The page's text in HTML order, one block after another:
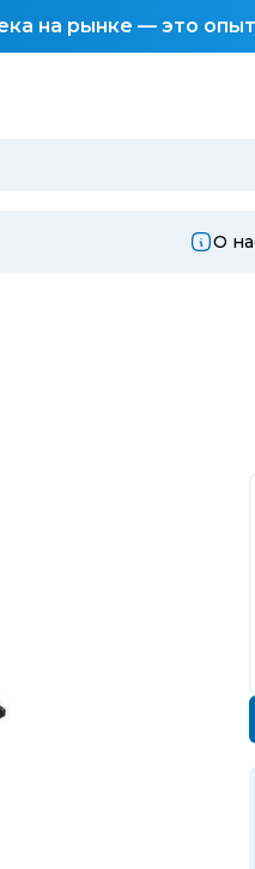
на рынке — это
О